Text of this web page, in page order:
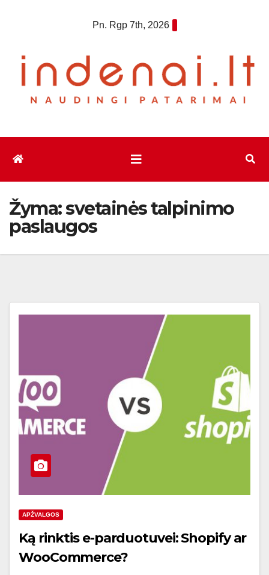
Pn. Rgp 7th, 2026
Žyma:svetainės talpinimo
paslaugos
APŽVALGOS
Ką rinktis e-parduotuvei: Shopify ar
WooCommerce?